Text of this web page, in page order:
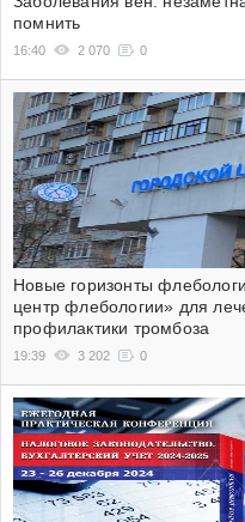
помнить
16:40 2 070 0
Новые горизонты
центр флебологии» для
профилактики тромбоза
19:39 3 202 0